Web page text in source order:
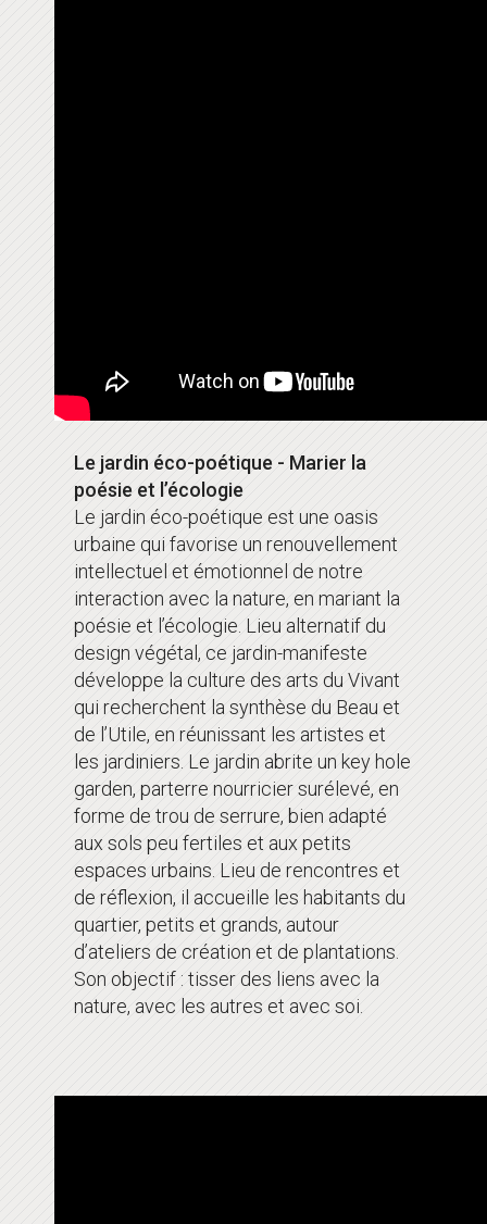
Le jardin éco-poétique - Marier la
poésie et l’écologie
Le jardin éco-poétique est une oasis
urbaine qui favorise un renouvellement
intellectuel et émotionnel de notre
interaction avec la nature, en mariant la
poésie et l’écologie. Lieu alternatif du
design végétal, ce jardin-manifeste
développe la culture des arts du Vivant
qui recherchent la synthèse du Beau et
de l’Utile, en réunissant les artistes et
les jardiniers. Le jardin abrite un key hole
garden, parterre nourricier surélevé, en
forme de trou de serrure, bien adapté
aux sols peu fertiles et aux petits
espaces urbains. Lieu de rencontres et
de réflexion, il accueille les habitants du
quartier, petits et grands, autour
d’ateliers de création et de plantations.
Son objectif : tisser des liens avec la
nature, avec les autres et avec soi.